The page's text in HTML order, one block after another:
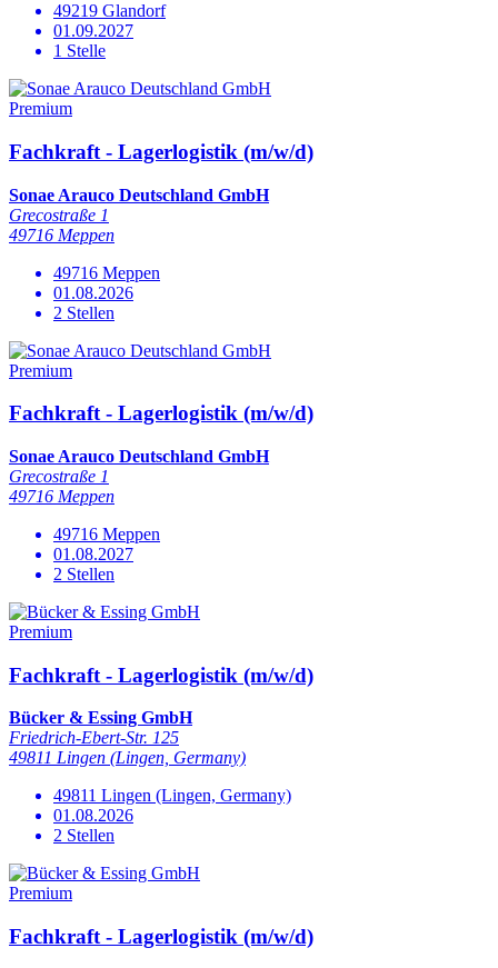
49219 Glandorf
01.09.2027
1 Stelle
Premium
Fachkraft - Lagerlogistik (m/w/d)
Sonae Arauco Deutschland GmbH
Grecostraße 1
49716 Meppen
49716 Meppen
01.08.2026
2 Stellen
Premium
Fachkraft - Lagerlogistik (m/w/d)
Sonae Arauco Deutschland GmbH
Grecostraße 1
49716 Meppen
49716 Meppen
01.08.2027
2 Stellen
Premium
Fachkraft - Lagerlogistik (m/w/d)
Bücker & Essing GmbH
Friedrich-Ebert-Str. 125
49811 Lingen (Lingen, Germany)
49811 Lingen (Lingen, Germany)
01.08.2026
2 Stellen
Premium
Fachkraft - Lagerlogistik (m/w/d)